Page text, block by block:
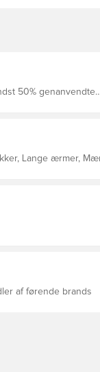
50% genanvendte
Lange ærmer,
af førende brands